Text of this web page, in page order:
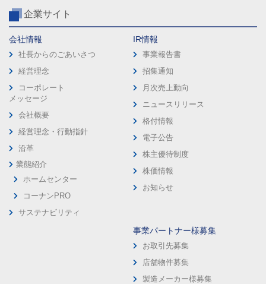
企業サイト
会社情報
社長からのごあいさつ
経営理念
コーポレート
メッセージ
会社概要
経営理念・行動指針
沿革
業態紹介
ホームセンター
コーナンPRO
サステナビリティ
IR情報
事業報告書
招集通知
月次売上動向
ニュースリリース
格付情報
電子公告
株主優待制度
株価情報
お知らせ
事業パートナー様募集
お取引先募集
店舗物件募集
製造メーカー様募集